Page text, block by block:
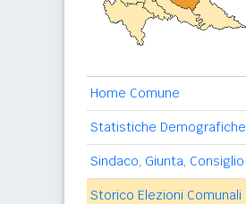
Home Comune
Statistiche Demografiche
Sindaco, Giunta, Consiglio
Storico Elezioni Comunali